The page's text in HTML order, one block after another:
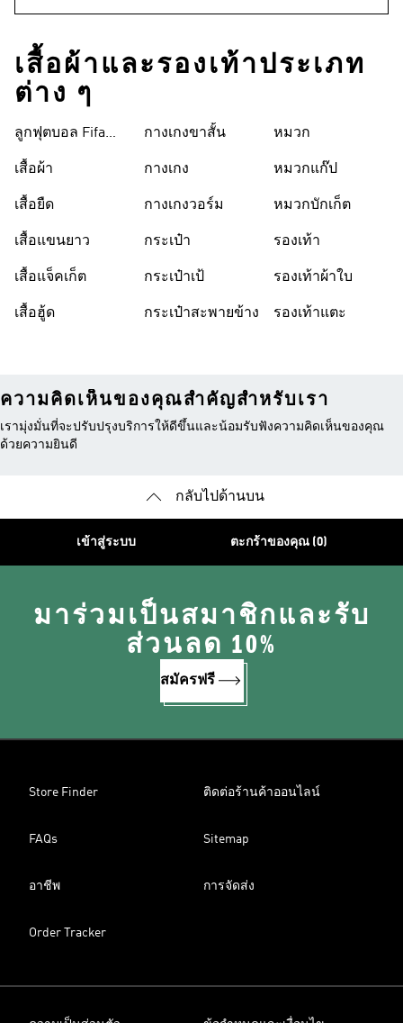
เสื้อผ้าและรองเท้าประเภท
ต่าง ๆ
ลูกฟุตบอล Fifa
เสื้อผ้า
เสื้อยืด
เสื้อแขนยาว
เสื้อแจ็คเก็ต
เสื้อฮู้ด
กางเกงขาสั้น
กางเกง
กางเกงวอร์ม
กระเป๋า
กระเป๋าเป้
กระเป๋าสะพายข้าง
หมวก
หมวกแก๊ป
หมวกบักเก็ต
รองเท้า
รองเท้าผ้าใบ
รองเท้าแตะ
ความคิดเห็นของคุณสำคัญสำหรับเรา
เรามุ่งมั่นที่จะปรับปรุงบริการให้ดีขึ้นและน้อมรับฟังความคิดเห็นของคุณ
ด้วยความยินดี
กลับไปด้านบน
เข้าสู่ระบบ ตะกร้าของคุณ (0)
มาร่วมเป็นสมาชิกและรับ
ส่วนลด 10%
สมัครฟรี
Store Finder ติดต่อร้านค้าออนไลน์
FAQs Sitemap
อาชีพ การจัดส่ง
Order Tracker